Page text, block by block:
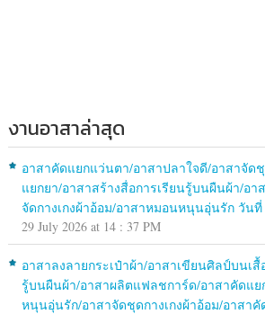
งานอาสาล่าสุด
อาสาคัดแยกแว่นตา/อาสาปลาใจดี/อาสาจัด
แยกยา/อาสาสร้างสื่อการเรียนรู้บนผืนผ้า/อ
จัดกางเกงผ้าอ้อม/อาสาหมอนหนุนอุ่นรัก วันที่
29 July 2026 at 14 : 37 PM
อาสาลงลายกระเป๋าผ้า/อาสาเขียนศิลป์บนเ
รู้บนผืนผ้า/อาสาผลิตแฟลชการ์ด/อาสาคัดแ
หนุนอุ่นรัก/อาสาจัดชุดกางเกงผ้าอ้อม/อาสา